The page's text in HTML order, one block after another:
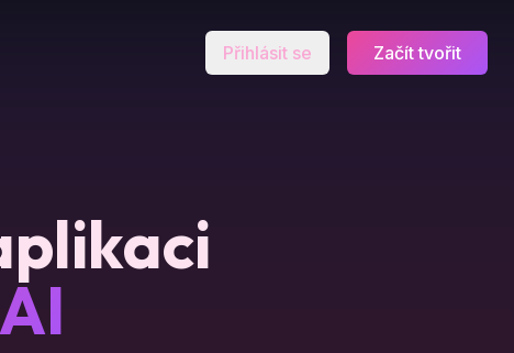
Přihlásit se Začít tvořit